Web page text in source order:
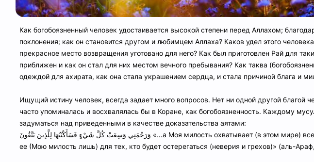
Как богобоязненный человек удостаивается высокой степени перед Аллахом;
поклонения; как он становится другом и любимцем Аллаха? Каков удел этого
прекрасное место возвращения уготовано для него? Как был приготовлен Рай для
приближен и как он стал для них местом вечного пребывания? Как таква
одеждой для ахирата, как она стала украшением сердца, и стала причиной блага и
Ищущий истину человек, всегда задает много вопросов. Нет ни одной другой благой
часто упоминалась и восхвалялась бы в Коране, как богобоязненность. Каждому
задуматься над приведенными в качестве доказательства аятами:
وَرَحْمَتِي وَسِعَتْ كُلَّ شَيْءٍ فَسَأَكْتُبُهَا لِلَّذِينَ يَتَّقُونَ «…а Моя милость охватывает (в этом мире) все. Но (в вечности) Я установлю
ее (Мою милость лишь) для тех, кто будет остерегаться (неверия и грехов)» (аль-